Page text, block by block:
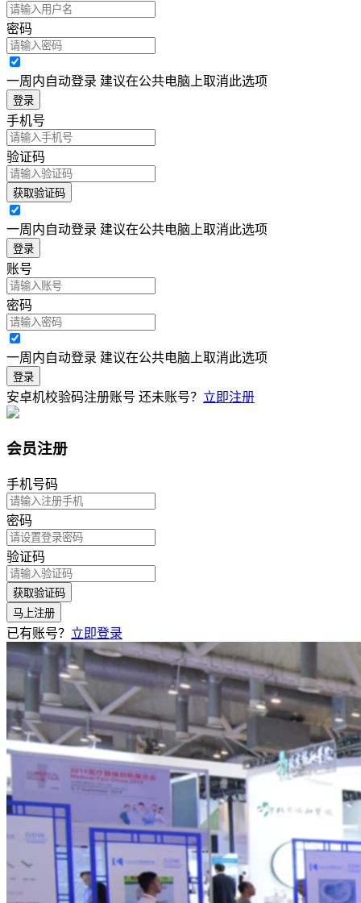
密码
一周内自动登录 建议在公共电脑上取消此选项
登录
手机号
验证码
获取验证码
一周内自动登录 建议在公共电脑上取消此选项
登录
账号
密码
一周内自动登录 建议在公共电脑上取消此选项
登录
安卓机校验码注册账号 还未账号？ 立即注册
会员注册
手机号码
密码
验证码
获取验证码
马上注册
已有账号？ 立即登录